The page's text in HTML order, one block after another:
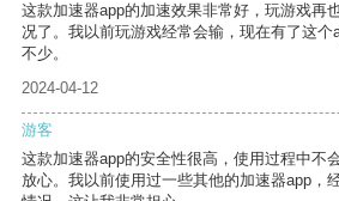
这款加速器app的加速效果非常好，玩游戏再
况了。我以前玩游戏经常会输，现在有了这个
不少。
2024-04-12
游客
这款加速器app的安全性很高，使用过程中不
放心。我以前使用过一些其他的加速器app，